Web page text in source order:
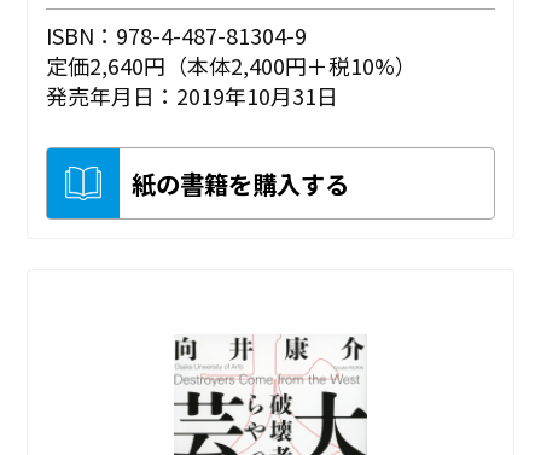
ISBN：978-4-487-81304-9
定価2,640円（本体2,400円＋税10%）
発売年月日：2019年10月31日
紙の書籍を購入する